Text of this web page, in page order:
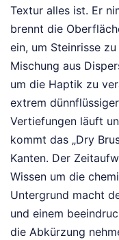
Textur alles ist. Er
brennt die
ein, um Steinrisse
Mischung aus
um die Haptik zu
extrem
Vertiefungen läuft
kommt das „Dry
Kanten. Der
Wissen um die
Untergrund macht
und einem
die Abkürzung